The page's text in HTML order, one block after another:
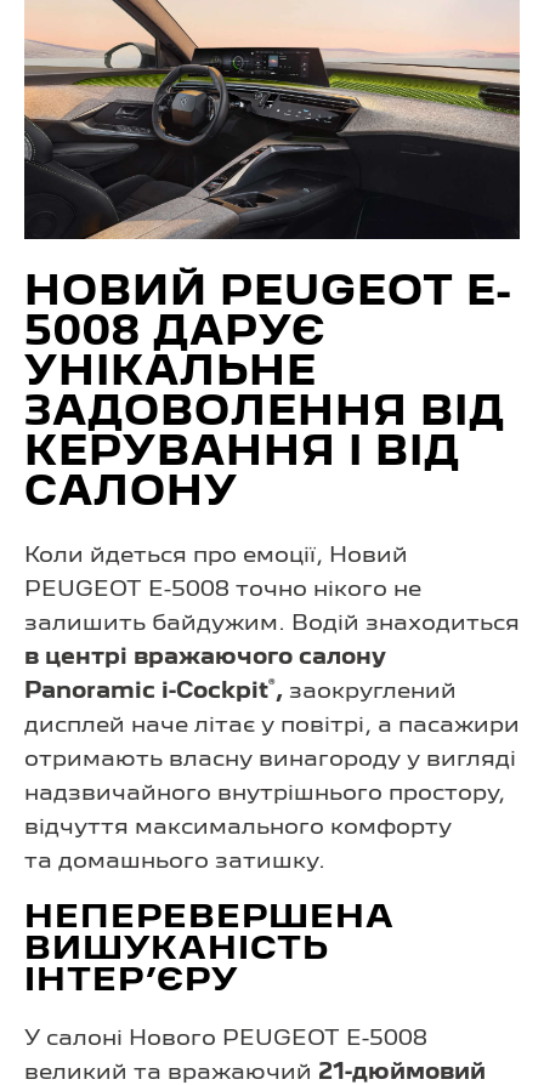
НОВИЙ PEUGEOT E-
5008 ДАРУЄ
УНІКАЛЬНЕ
ЗАДОВОЛЕННЯ ВІД
КЕРУВАННЯ І ВІД
САЛОНУ
Коли йдеться про емоції, Новий
PEUGEOT E-5008 точно нікого не
залишить байдужим. Водій знаходиться
в центрі вражаючого салону
Panoramic i-Cockpit®, заокруглений
дисплей наче літає у повітрі, а пасажири
отримають власну винагороду у вигляді
надзвичайного внутрішнього простору,
відчуття максимального комфорту
та домашнього затишку.
НЕПЕРЕВЕРШЕНА
ВИШУКАНІСТЬ
ІНТЕР’ЄРУ
У салоні Нового PEUGEOT E-5008
великий та вражаючий 21-дюймовий